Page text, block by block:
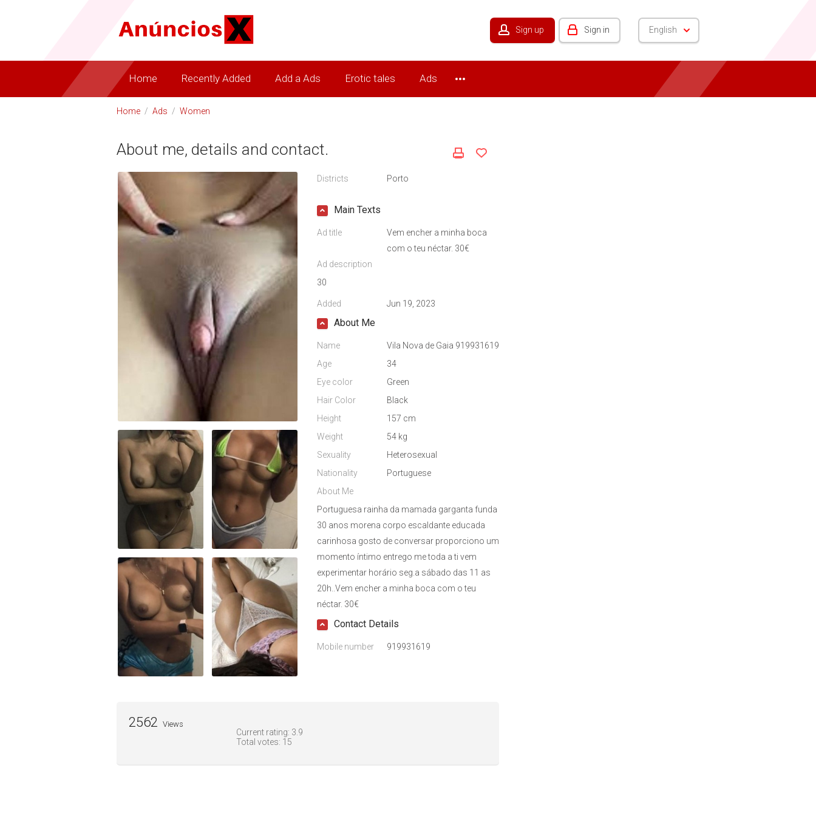
Sign up Sign in English
Home Recently Added Add a Ads Erotic tales Ads
Home / Ads / Women
About me, details and contact.
Districts Porto
Main Texts
Ad title
Vem encher a minha boca
com o teu néctar. 30€
Ad description
30
Added Jun 19, 2023
About Me
Name
Vila Nova de Gaia 919931619
Age
34
Eye color
Green
Hair Color
Black
Height
157 cm
Weight
54 kg
Sexuality
Heterosexual
Nationality
Portuguese
About Me
Portuguesa rainha da mamada garganta funda
30 anos morena corpo escaldante educada
carinhosa gosto de conversar proporciono um
momento íntimo entrego me toda a ti vem
experimentar horário seg.a sábado das 11 as
20h..Vem encher a minha boca com o teu
néctar. 30€
Contact Details
Mobile number 919931619
Current rating: 3.9
Total votes: 15
2562 Views